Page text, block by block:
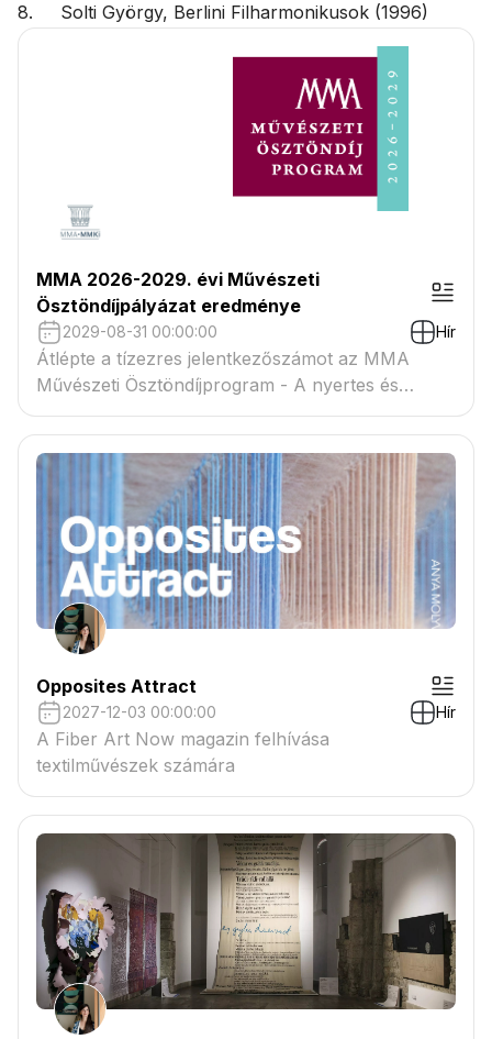
8. Solti György, Berlini Filharmonikusok (1996)
MMA 2026-2029. évi Művészeti
Ösztöndíjpályázat eredménye
2029-08-31 00:00:00 Hír
Átlépte a tízezres jelentkezőszámot az MMA
Művészeti Ösztöndíjprogram - A nyertes és
tartaléklistás pályázók névsora megtekinthető a
csatolmányban
Opposites Attract
2027-12-03 00:00:00 Hír
A Fiber Art Now magazin felhívása
textilművészek számára